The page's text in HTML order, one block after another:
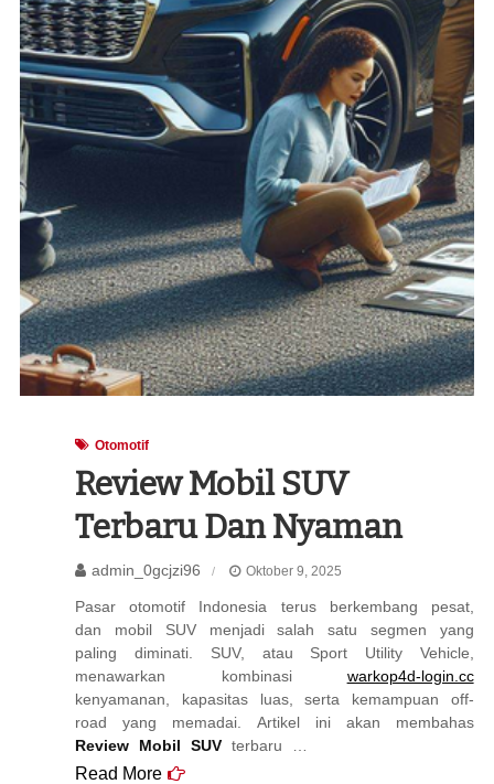
Otomotif
Review Mobil SUV
Terbaru Dan Nyaman
admin_0gcjzi96 Oktober 9, 2025
Pasar otomotif Indonesia terus berkembang pesat,
dan mobil SUV menjadi salah satu segmen yang
paling diminati. SUV, atau Sport Utility Vehicle,
menawarkan kombinasi warkop4d-login.cc
kenyamanan, kapasitas luas, serta kemampuan off-
road yang memadai. Artikel ini akan membahas
Review Mobil SUV terbaru …
Read More